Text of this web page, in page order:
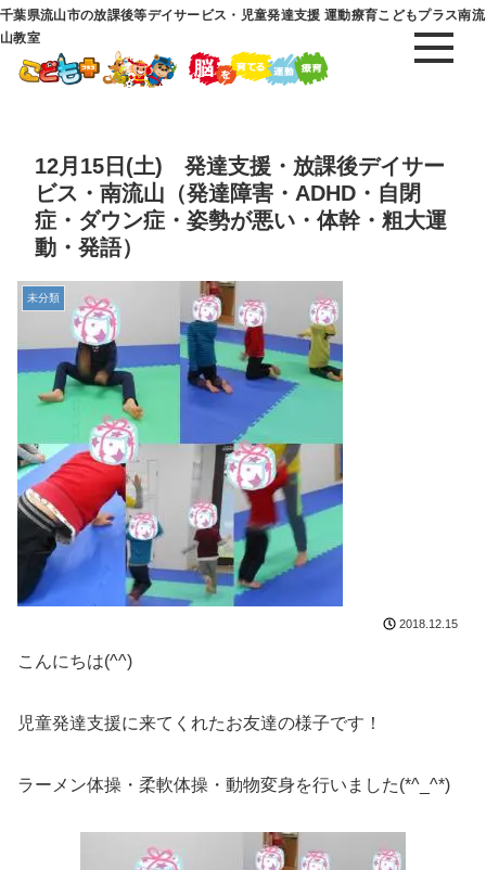
千葉県流山市の放課後等デイサービス・児童発達支援 運動療育こどもプラス南流
山教室
12月15日(土) 発達支援・放課後デイサー
ビス・南流山（発達障害・ADHD・自閉
症・ダウン症・姿勢が悪い・体幹・粗大運
動・発語）
未分類
2018.12.15
こんにちは(^^)
児童発達支援に来てくれたお友達の様子です！
ラーメン体操・柔軟体操・動物変身を行いました(*^_^*)